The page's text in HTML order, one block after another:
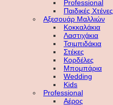
Professional
Παιδικές Χτένες
Αξεσουάρ Μαλλιών
Κοκκαλάκια
Λαστιχάκια
Τσιμπιδάκια
Στέκες
Κορδέλες
Μπομπάρια
Wedding
Kids
Professional
Αέρος